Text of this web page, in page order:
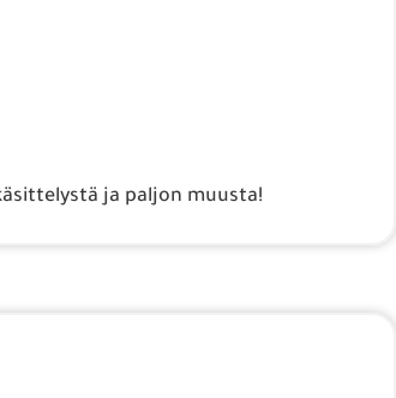
ja paljon muusta!